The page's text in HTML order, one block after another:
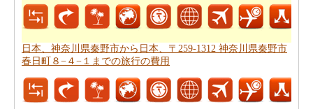
日本、神奈川県秦野市から日本、〒259-1312 神奈川県秦野市
春日町８−４−１までの旅行の費用